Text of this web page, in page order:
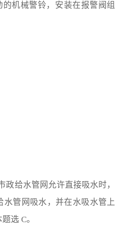
机械警铃，安装在报警阀组
政给水管网允许直接吸水时，
水管网吸水，并在水吸水管上
选 C。